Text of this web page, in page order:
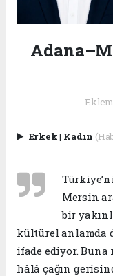
Erkek| Kadın
Mersin
bir
kültürel anlamda
ifade ediyor.
hâlâ çağın